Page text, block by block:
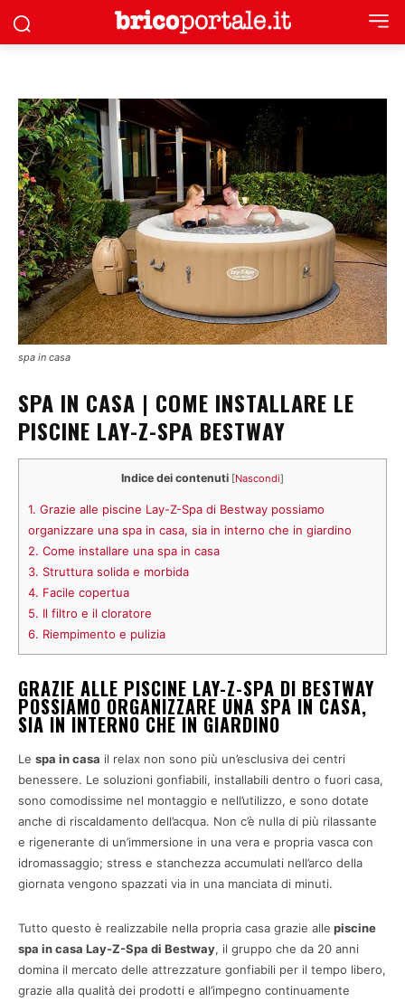
spa in casa
SPA IN CASA | COME INSTALLARE LE
PISCINE LAY-Z-SPA BESTWAY
Indice dei contenuti [Nascondi]
1. Grazie alle piscine Lay-Z-Spa di Bestway possiamo
organizzare una spa in casa, sia in interno che in giardino
2. Come installare una spa in casa
3. Struttura solida e morbida
4. Facile copertua
5. Il filtro e il cloratore
6. Riempimento e pulizia
GRAZIE ALLE PISCINE LAY-Z-SPA DI BESTWAY
POSSIAMO ORGANIZZARE UNA SPA IN CASA,
SIA IN INTERNO CHE IN GIARDINO
Le spa in casa il relax non sono più un’esclusiva dei centri
benessere. Le soluzioni gonfiabili, installabili dentro o fuori casa,
sono comodissime nel montaggio e nell’utilizzo, e sono dotate
anche di riscaldamento dell’acqua. Non c’è nulla di più rilassante
e rigenerante di un’immersione in una vera e propria vasca con
idromassaggio; stress e stanchezza accumulati nell’arco della
giornata vengono spazzati via in una manciata di minuti.
Tutto questo è realizzabile nella propria casa grazie alle piscine
spa in casa Lay-Z-Spa di Bestway, il gruppo che da 20 anni
domina il mercato delle attrezzature gonfiabili per il tempo libero,
grazie alla qualità dei prodotti e all’impegno continuamente